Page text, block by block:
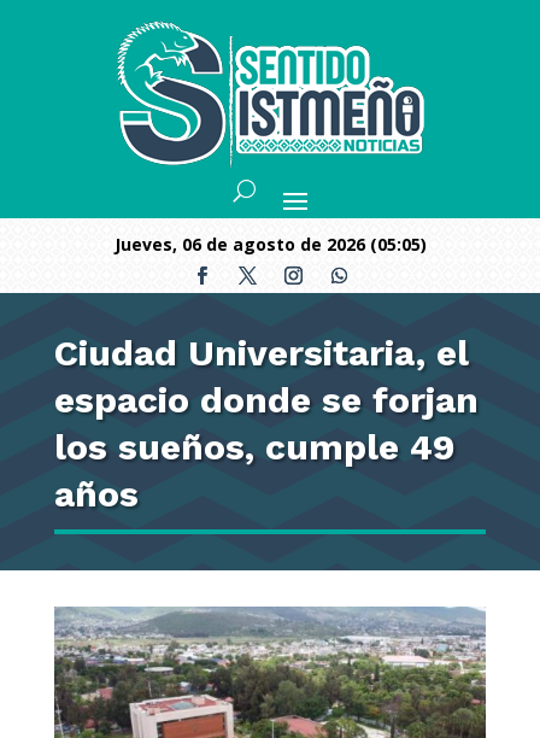
jueves, 06 de agosto de 2026 (05:05)
Ciudad Universitaria, el
espacio donde se forjan
los sueños, cumple 49
años